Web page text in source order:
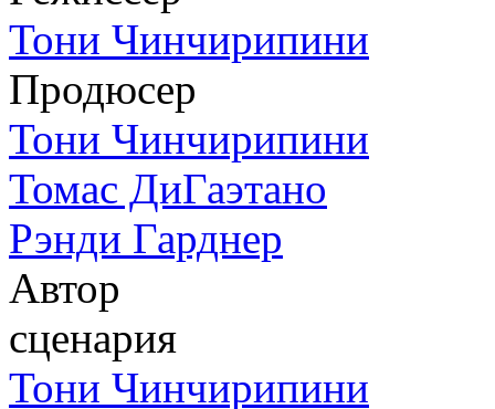
Тони Чинчирипини
Продюсер
Тони Чинчирипини
Томас ДиГаэтано
Рэнди Гарднер
Автор
сценария
Тони Чинчирипини